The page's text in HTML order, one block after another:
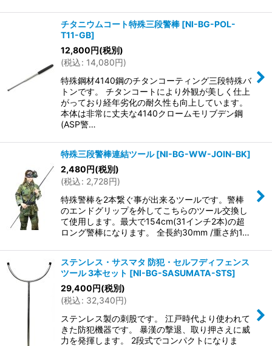
チタニウムコート特殊三段警棒 [NI-BG-POL-
T11-GB]
12,800円(税別)
(税込: 14,080円)
特殊鋼材4140鋼のチタンコーティング三段特殊バ
トンです。 チタンコートにより外観が美しく仕上
がっており経年劣化の耐久性も向上しています。
本体は非常に丈夫な4140クロームモリブデン鋼
(ASP警…
特殊三段警棒連結ツール [NI-BG-WW-JOIN-BK]
2,480円(税別)
(税込: 2,728円)
特殊警棒を2本繋ぐ事が出来るツールです。警棒
のエンドグリップを外してこちらのツール交換し
て使用します。最大で154cm(31インチ2本)の超
ロング警棒になります。 全長約30mm /重さ約1…
ステンレス・サスマタ 防犯・セルフディフェンス
ツール 3本セット [NI-BG-SASUMATA-STS]
29,400円(税別)
(税込: 32,340円)
ステンレス製の刺股です。 江戸時代より使われて
きた防犯機器です。 暴漢の撃退、取り押さえに威
力を発揮します。 2段式でコンパクトになりま